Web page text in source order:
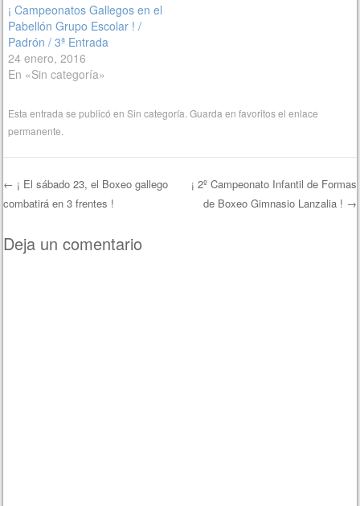
¡ Campeonatos Gallegos en el
Pabellón Grupo Escolar ! /
Padrón / 3ª Entrada
24 enero, 2016
En «Sin categoría»
Esta entrada se publicó enSin categoría . Guarda en favoritos elenlace
permanente
Navegación de entradas
← ¡ El sábado 23, el Boxeo gallego
combatirá en 3 frentes !
¡ 2º Campeonato Infantil de Formas
de Boxeo Gimnasio Lanzalia ! →
Deja un comentario